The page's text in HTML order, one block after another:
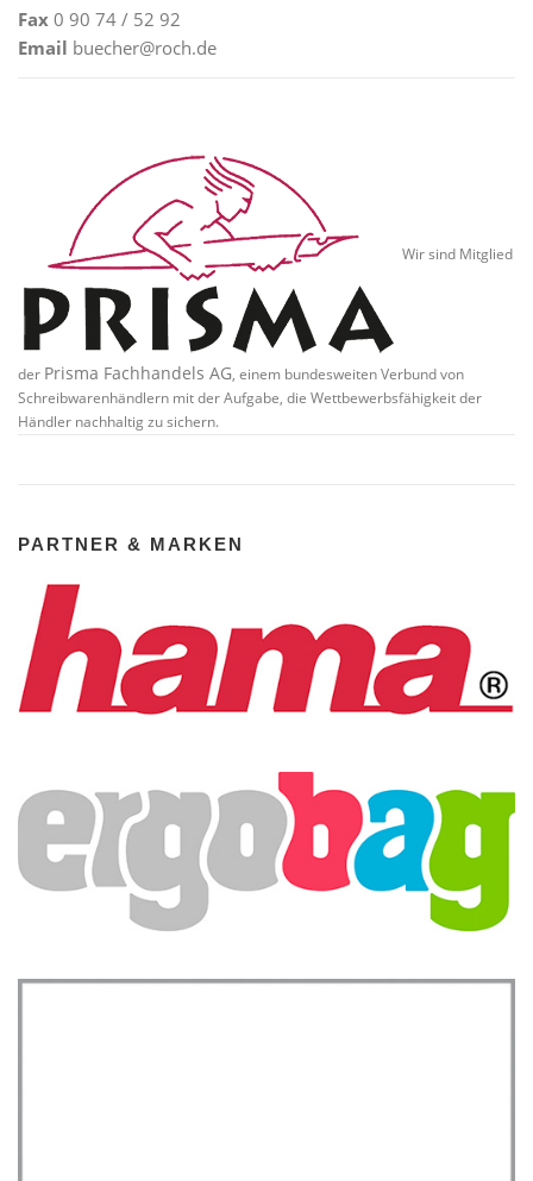
Fax 0 90 74 / 52 92
Email buecher@roch.de
Wir sind Mitglied
der Prisma Fachhandels AG, einem bundesweiten Verbund von
Schreibwarenhändlern mit der Aufgabe, die Wettbewerbsfähigkeit der
Händler nachhaltig zu sichern.
PARTNER & MARKEN